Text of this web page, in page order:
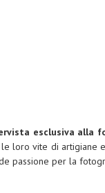
esclusiva alla
loro vite di artigiane
passione per la